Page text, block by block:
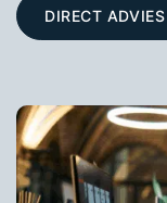
DIRECT ADVIES